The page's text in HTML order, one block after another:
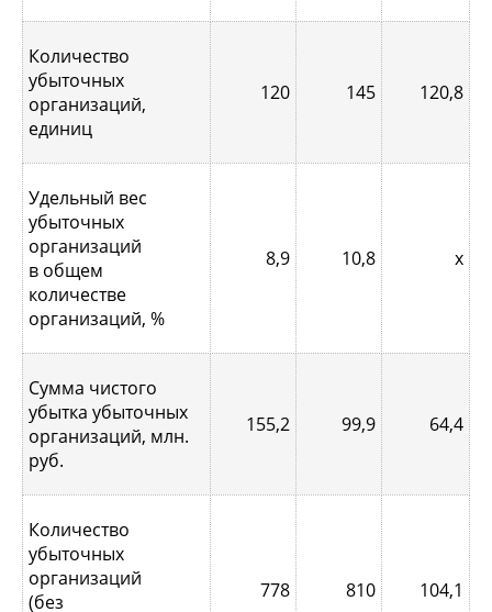
Количество
убыточных
организаций,
единиц
120 145 120,8
Удельный вес
убыточных
организаций
в общем
количестве
организаций, %
8,9 10,8 х
Сумма чистого
убытка убыточных
организаций, млн.
руб.
155,2 99,9 64,4
Количество
убыточных
организаций
(без
778 810 104,1